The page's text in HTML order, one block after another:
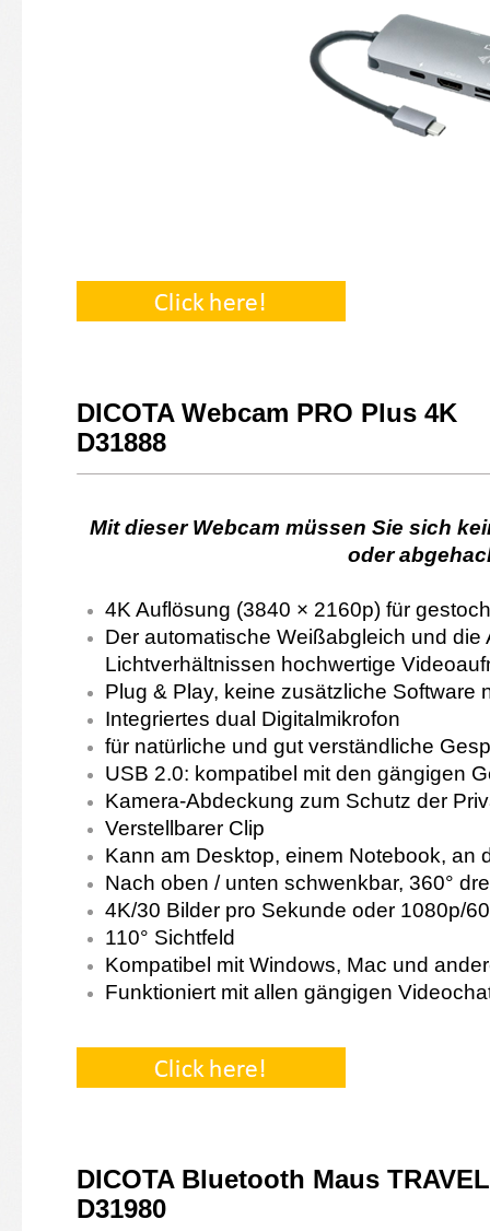
DICOTA Webcam PRO Plus 4K
D31888
Mit dieser Webcam müssen Sie sich
oder
4K Auflösung (3840 × 2160p) für
Der automatische Weißabgleich und
Lichtverhältnissen hochwertige
Plug & Play, keine zusätzliche Software
Integriertes dual Digitalmikrofon
für natürliche und gut verständliche
USB 2.0: kompatibel mit den gängigen
Kamera-Abdeckung zum Schutz der
Verstellbarer Clip
Kann am Desktop, einem Notebook, an
Nach oben / unten schwenkbar, 360°
4K/30 Bilder pro Sekunde oder 1080p/
110° Sichtfeld
Kompatibel mit Windows, Mac und
Funktioniert mit allen gängigen
DICOTA Bluetooth Maus TRAVEL
D31980